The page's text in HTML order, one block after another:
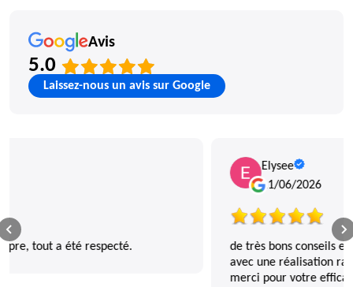
Avis
5.0
Laissez-nous un avis sur Google
de très bons conseils et diagnostic très professionnel
avec une réalisation rapide et parfaite des travaux.
merci pour votre efficacité et celle de votre équipe.